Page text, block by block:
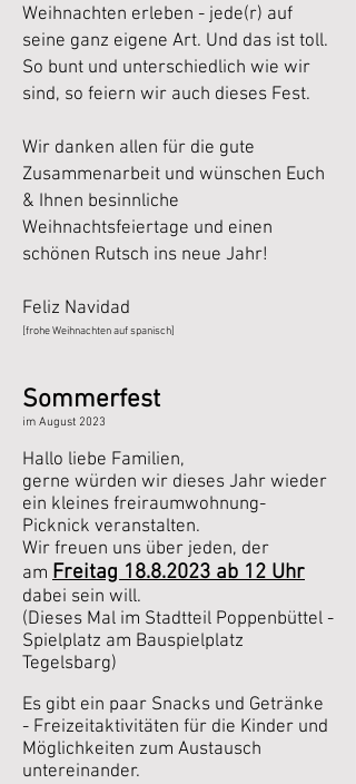
Weihnachten erleben - jede(r) auf
seine ganz eigene Art. Und das ist toll.
So bunt und unterschiedlich wie wir
sind, so feiern wir auch dieses Fest.
Wir danken allen für die gute
Zusammenarbeit und wünschen Euch
& Ihnen besinnliche
Weihnachtsfeiertage und einen
schönen Rutsch ins neue Jahr!
Feliz Navidad
[frohe Weihnachten auf spanisch]
Sommerfest
im August 2023
Hallo liebe Familien,
gerne würden wir dieses Jahr wieder
ein kleines freiraumwohnung-
Picknick veranstalten.
Wir freuen uns über jeden, der
am Freitag18.8.2023ab 12 Uhr
dabei sein will.
(Dieses Mal im Stadtteil Poppenbüttel -
Spielplatz am Bauspielplatz
Tegelsbarg)
Es gibt ein paar Snacks und Getränke
- Freizeitaktivitäten für die Kinder und
Möglichkeiten zum Austausch
untereinander.